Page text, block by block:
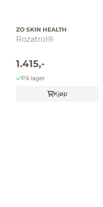
ZO SKIN HEALTH
Rozatrol®
1.415,-
På lager
Kjøp